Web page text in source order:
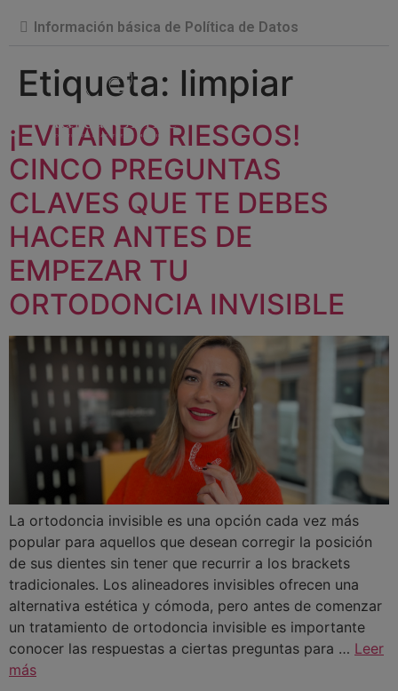
Información básica de Política de Datos
Etiqueta: limpiar
¡EVITANDO RIESGOS!
CINCO PREGUNTAS
CLAVES QUE TE DEBES
HACER ANTES DE
EMPEZAR TU
ORTODONCIA INVISIBLE
La ortodoncia invisible es una opción cada vez más
popular para aquellos que desean corregir la posición
de sus dientes sin tener que recurrir a los brackets
tradicionales. Los alineadores invisibles ofrecen una
alternativa estética y cómoda, pero antes de comenzar
un tratamiento de ortodoncia invisible es importante
conocer las respuestas a ciertas preguntas para … Leer
más